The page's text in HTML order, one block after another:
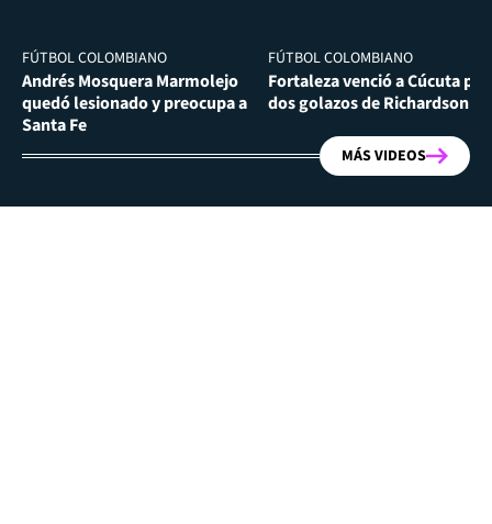
FÚTBOL COLOMBIANO
Andrés Mosquera Marmolejo
quedó lesionado y preocupa a
Santa Fe
FÚTBOL COLOMBIANO
Fortaleza venció a Cúcuta por
dos golazos de Richardson
MÁS VIDEOS